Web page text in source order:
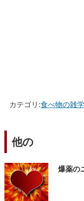
カテゴリ:食べ物の雑学
他の
爆薬の